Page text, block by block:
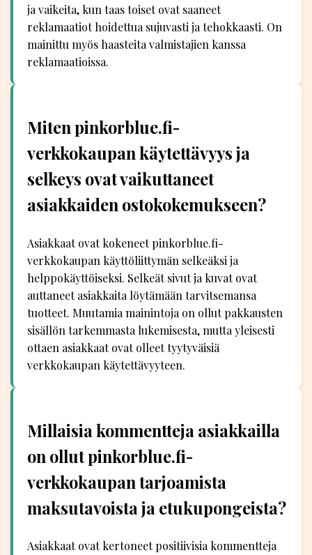
ja vaikeita, kun taas toiset ovat saaneet
reklamaatiot hoidettua sujuvasti ja tehokkaasti. On
mainittu myös haasteita valmistajien kanssa
reklamaatioissa.
Miten pinkorblue.fi-
verkkokaupan käytettävyys ja
selkeys ovat vaikuttaneet
asiakkaiden ostokokemukseen?
Asiakkaat ovat kokeneet pinkorblue.fi-
verkkokaupan käyttöliittymän selkeäksi ja
helppokäyttöiseksi. Selkeät sivut ja kuvat ovat
auttaneet asiakkaita löytämään tarvitsemansa
tuotteet. Muutamia mainintoja on ollut pakkausten
sisällön tarkemmasta lukemisesta, mutta yleisesti
ottaen asiakkaat ovat olleet tyytyväisiä
verkkokaupan käytettävyyteen.
Millaisia kommentteja asiakkailla
on ollut pinkorblue.fi-
verkkokaupan tarjoamista
maksutavoista ja etukupongeista?
Asiakkaat ovat kertoneet positiivisia kommentteja